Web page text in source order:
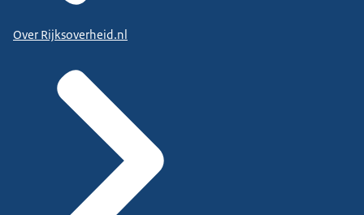
Over Rijksoverheid.nl